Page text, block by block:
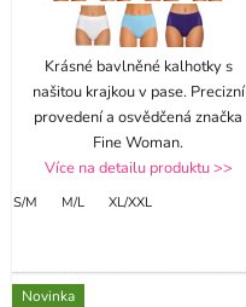
Krásné bavlněné kalhotky s
našitou krajkou v pase. Precizní
provedení a osvědčená značka
Fine Woman.
Více na detailu produktu >>
S/M M/L XL/XXL
Novinka